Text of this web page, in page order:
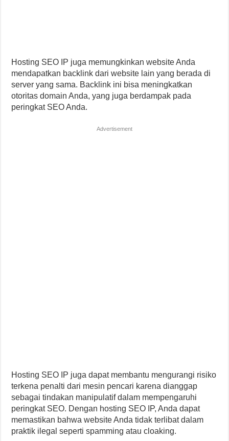
Hosting SEO IP juga memungkinkan website Anda
mendapatkan backlink dari website lain yang berada di
server yang sama. Backlink ini bisa meningkatkan
otoritas domain Anda, yang juga berdampak pada
peringkat SEO Anda.
Advertisement
Hosting SEO IP juga dapat membantu mengurangi risiko
terkena penalti dari mesin pencari karena dianggap
sebagai tindakan manipulatif dalam mempengaruhi
peringkat SEO. Dengan hosting SEO IP, Anda dapat
memastikan bahwa website Anda tidak terlibat dalam
praktik ilegal seperti spamming atau cloaking.